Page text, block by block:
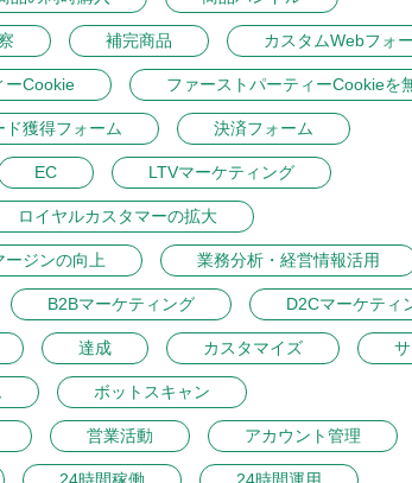
補完商品 カスタムWebフォ
ーCookie ファーストパーティーCookieを
ド獲得フォーム 決済フォーム
EC LTVマーケティング
ロイヤルカスタマーの拡大
ージンの向上 業務分析・経営情報活用
B2Bマーケティング D2Cマーケティ
達成 カスタマイズ
ボットスキャン
営業活動 アカウント管理